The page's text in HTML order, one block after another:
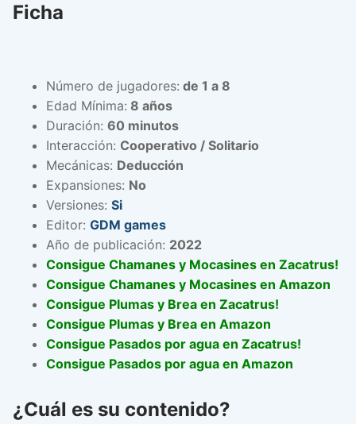
Ficha
Número de jugadores: de 1 a 8
Edad Mínima: 8 años
Duración: 60 minutos
Interacción: Cooperativo / Solitario
Mecánicas: Deducción
Expansiones: No
Versiones: Si
Editor: GDM games
Año de publicación: 2022
Consigue Chamanes y Mocasines en Zacatrus!
Consigue Chamanes y Mocasines en Amazon
Consigue Plumas y Brea en Zacatrus!
Consigue Plumas y Brea en Amazon
Consigue Pasados por agua en Zacatrus!
Consigue Pasados por agua en Amazon
¿Cuál es su contenido?